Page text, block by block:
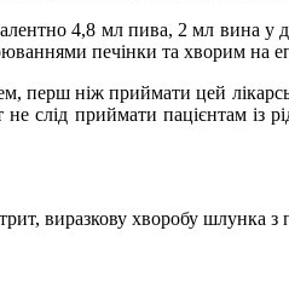
4,8 мл пива, 2 мл вина у
печінки та хворим на
перш ніж приймати цей
слід приймати пацієнтам
виразкову хворобу шлунка